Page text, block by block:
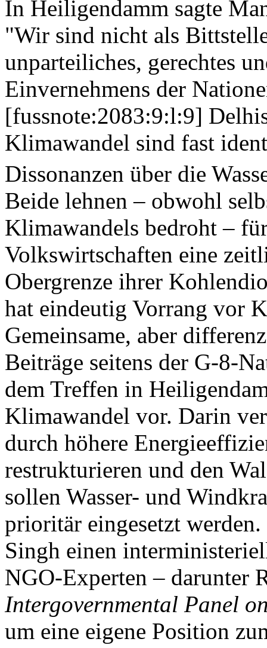
In Heiligendamm sagte
"Wir sind nicht als
unparteiliches, gerechtes
Einvernehmens der
[fussnote:2083:9:l:9]
Klimawandel sind fast
Dissonanzen über die
Beide lehnen – obwohl
Klimawandels bedroht –
Volkswirtschaften eine
Obergrenze ihrer
hat eindeutig Vorrang vor
Gemeinsame, aber
Beiträge seitens der G-8-
dem Treffen in
Klimawandel vor. Darin
durch höhere
restrukturieren und den
sollen Wasser- und
prioritär eingesetzt
Singh einen
NGO-Experten – darunter
Intergovernmental Panel
um eine eigene Position